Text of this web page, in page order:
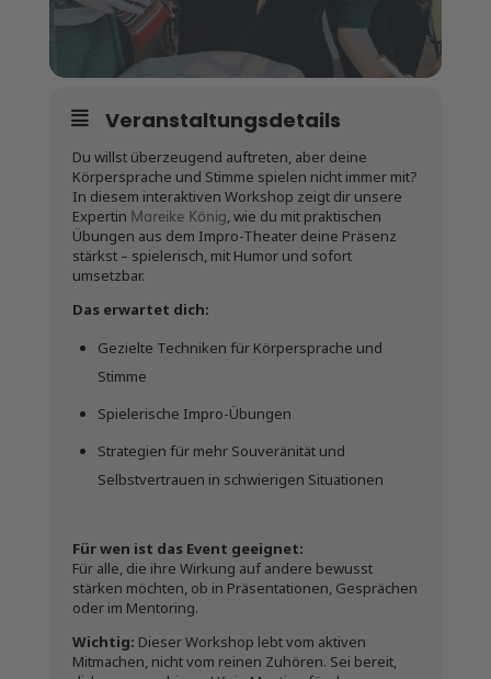
Veranstaltungsdetails
Du willst überzeugend auftreten, aber deine
Körpersprache und Stimme spielen nicht immer mit?
In diesem interaktiven Workshop zeigt dir unsere
Expertin Mareike König, wie du mit praktischen
Übungen aus dem Impro-Theater deine Präsenz
stärkst – spielerisch, mit Humor und sofort
umsetzbar.
Das erwartet dich:
Gezielte Techniken für Körpersprache und
Stimme
Spielerische Impro-Übungen
Strategien für mehr Souveränität und
Selbstvertrauen in schwierigen Situationen
Für wen ist das Event geeignet:
Für alle, die ihre Wirkung auf andere bewusst
stärken möchten, ob in Präsentationen, Gesprächen
oder im Mentoring.
Wichtig: Dieser Workshop lebt vom aktiven
Mitmachen, nicht vom reinen Zuhören. Sei bereit,